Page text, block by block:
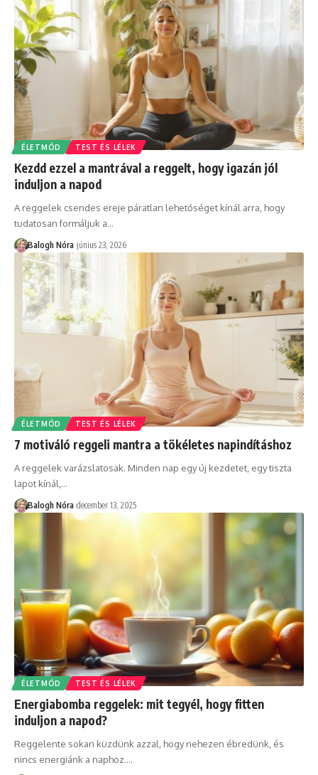
ÉLETMÓD TEST ÉS LÉLEK
Kezdd ezzel a mantrával a reggelt, hogy igazán jól
induljon a napod
A reggelek csendes ereje páratlan lehetőséget kínál arra, hogy
tudatosan formáljuk a…
Balogh Nóra június 23, 2026
ÉLETMÓD TEST ÉS LÉLEK
7 motiváló reggeli mantra a tökéletes napindításhoz
A reggelek varázslatosak. Minden nap egy új kezdetet, egy tiszta
lapot kínál, …
Balogh Nóra december 13, 2025
ÉLETMÓD TEST ÉS LÉLEK
Energiabomba reggelek: mit tegyél, hogy fitten
induljon a napod?
Reggelente sokan küzdünk azzal, hogy nehezen ébredünk, és
nincs energiánk a naphoz.…